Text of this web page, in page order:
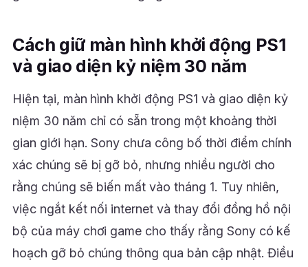
Cách giữ màn hình khởi động PS1
và giao diện kỷ niệm 30 năm
Hiện tại, màn hình khởi động PS1 và giao diện kỷ
niệm 30 năm chỉ có sẵn trong một khoảng thời
gian giới hạn. Sony chưa công bố thời điểm chính
xác chúng sẽ bị gỡ bỏ, nhưng nhiều người cho
rằng chúng sẽ biến mất vào tháng 1. Tuy nhiên,
việc ngắt kết nối internet và thay đổi đồng hồ nội
bộ của máy chơi game cho thấy rằng Sony có kế
hoạch gỡ bỏ chúng thông qua bản cập nhật. Điều